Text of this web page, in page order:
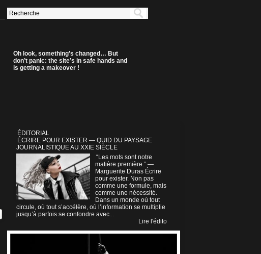
Oh look, something’s changed… But
don’t panic: the site’s in safe hands and
is getting a makeover !
ÉDITORIAL
ÉCRIRE POUR EXISTER — QUID DU PAYSAGE
JOURNALISTIQUE AU XXIE SIÈCLE
“Les mots sont notre
matière première.” —
Marguerite Duras Écrire
pour exister. Non pas
comme une formule, mais
comme une nécessité.
Dans un monde où tout
circule, où tout s’accélère, où l’information se multiplie
jusqu’à parfois se confondre avec...
Lire l'édito